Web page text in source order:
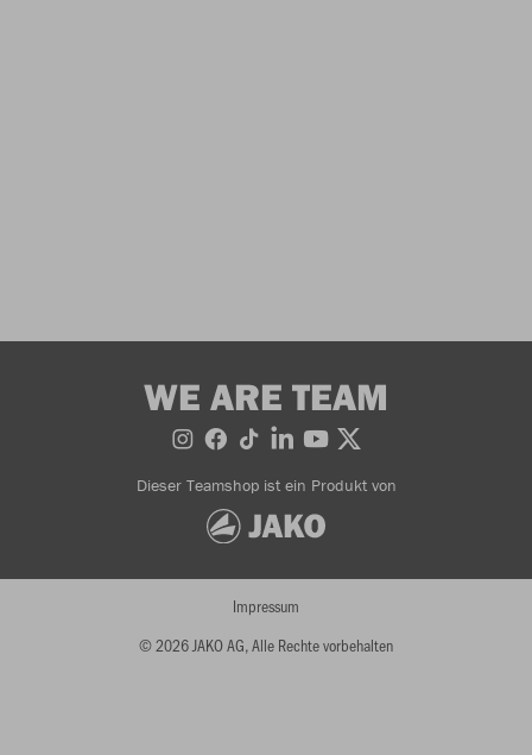
WE ARE TEAM
Dieser Teamshop ist ein Produkt von
© 2026 JAKO AG, Alle Rechte vorbehalten
Impressum